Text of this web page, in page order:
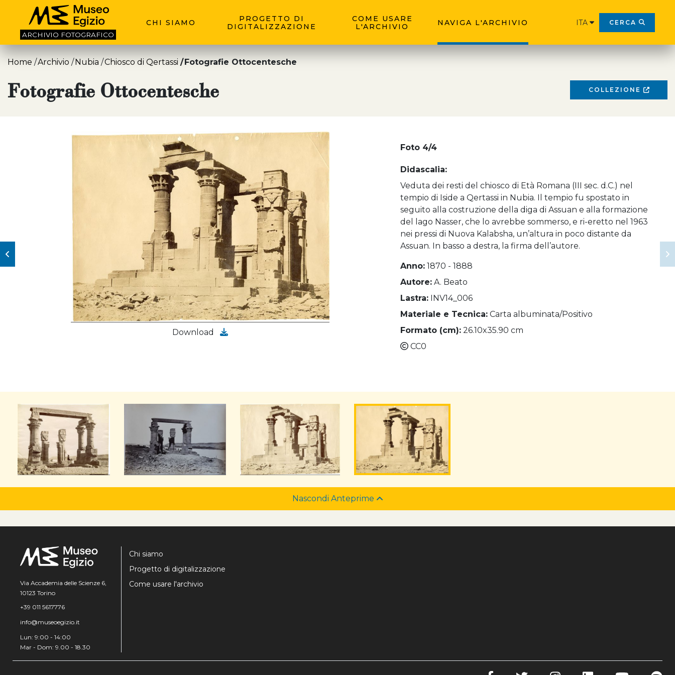
ARCHIVIO FOTOGRAFICO
CHI SIAMO
PROGETTO DI
DIGITALIZZAZIONE
COME USARE
L'ARCHIVIO
NAVIGA L'ARCHIVIO ITA CERCA
Home Archivio Nubia Chiosco di Qertassi Fotografie Ottocentesche
COLLEZIONE
Fotografie Ottocentesche
Download
Foto 4/4
Didascalia:
Veduta dei resti del chiosco di Età Romana (III sec. d.C.) nel
tempio di Iside a Qertassi in Nubia. Il tempio fu spostato in
seguito alla costruzione della diga di Assuan e alla formazione
del lago Nasser, che lo avrebbe sommerso, e ri-eretto nel 1963
nei pressi di Nuova Kalabsha, un’altura in poco distante da
Assuan. In basso a destra, la firma dell’autore.
Anno: 1870 - 1888
Autore: A. Beato
Lastra: INV14_006
Materiale e Tecnica: Carta albuminata/Positivo
Formato (cm): 26.10x35.90 cm
CC0
Nascondi Anteprime
Via Accademia delle Scienze 6,
10123 Torino
+39 011 5617776
info@museoegizio.it
Lun: 9:00 - 14:00
Mar - Dom: 9.00 - 18.30
Chi siamo
Progetto di digitalizzazione
Come usare l'archivio